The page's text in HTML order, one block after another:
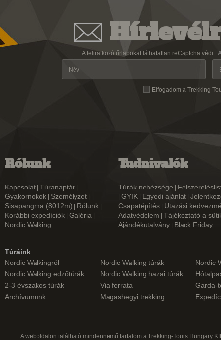
A feliratkozó űrlapokat láthatatlan reCaptcha védi :
Elfogadom a Trekking
Rólunk
Kapcsolat Túranaptár
Gyakornokok Személyzet
Sisapangma (8012m) Rólunk
Korábbi expedíciók Galéria
Nordic Walking
Tudnivalók
Túrák nehézsége
GYIK Egyedi ajánlat
Csapatépítés
Utazási
Adatvédelem
Tájékoztató a
Ajándékutalvány
Black Friday
Túráink
Nordic Walkingról
Nordic Walking túrák
Nordic
Nordic Walking edzőtúrák
Nordic Walking hazai túrák
2-3 évszakos túrák
Via ferrata
Garda-
Archívumunk
Magashegyi trekking
A weboldalon található mindennemű tartalom a Trekking-Tours Hungary